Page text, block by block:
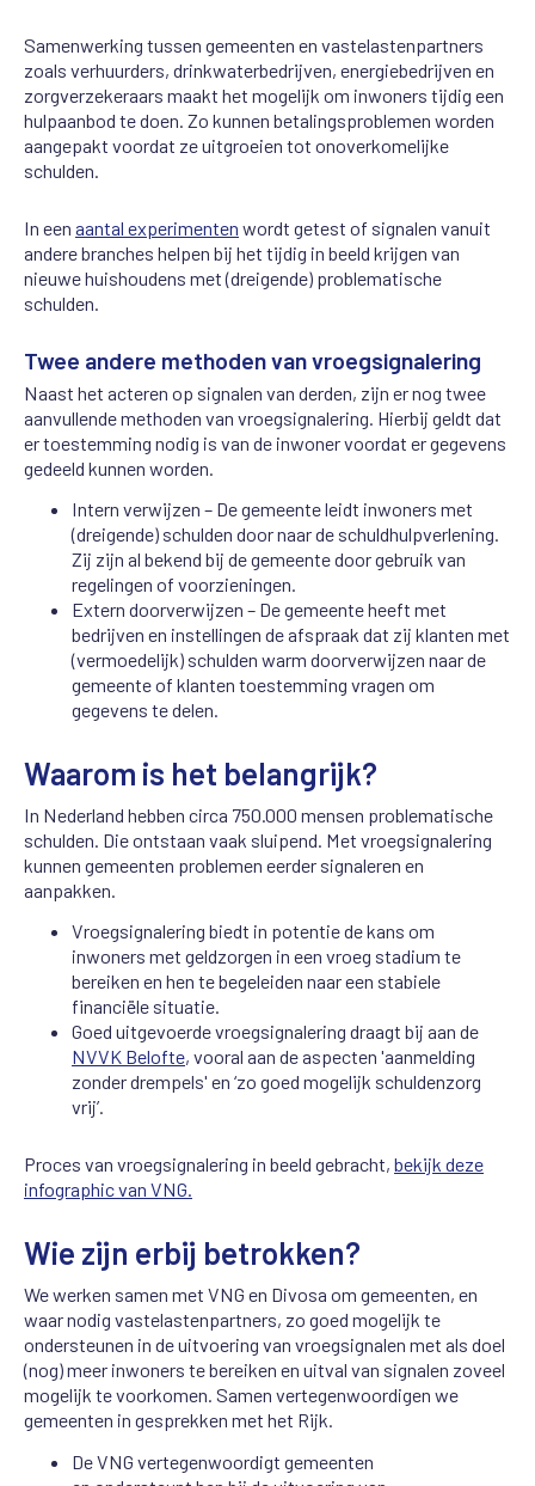
Samenwerking tussen gemeenten en vastelastenpartners
zoals verhuurders, drinkwaterbedrijven, energiebedrijven en
zorgverzekeraars maakt het mogelijk om inwoners tijdig een
hulpaanbod te doen. Zo kunnen betalingsproblemen worden
aangepakt voordat ze uitgroeien tot onoverkomelijke
schulden.
In een aantal experimenten wordt getest of signalen vanuit
andere branches helpen bij het tijdig in beeld krijgen van
nieuwe huishoudens met (dreigende) problematische
schulden.
Twee andere methoden van vroegsignalering
Naast het acteren op signalen van derden, zijn er nog twee
aanvullende methoden van vroegsignalering. Hierbij geldt dat
er toestemming nodig is van de inwoner voordat er gegevens
gedeeld kunnen worden.
Intern verwijzen – De gemeente leidt inwoners met
(dreigende) schulden door naar de schuldhulpverlening.
Zij zijn al bekend bij de gemeente door gebruik van
regelingen of voorzieningen.
Extern doorverwijzen – De gemeente heeft met
bedrijven en instellingen de afspraak dat zij klanten met
(vermoedelijk) schulden warm doorverwijzen naar de
gemeente of klanten toestemming vragen om
gegevens te delen.
Waarom is het belangrijk?
In Nederland hebben circa 750.000 mensen problematische
schulden. Die ontstaan vaak sluipend. Met vroegsignalering
kunnen gemeenten problemen eerder signaleren en
aanpakken.
Vroegsignalering biedt in potentie de kans om
inwoners met geldzorgen in een vroeg stadium te
bereiken en hen te begeleiden naar een stabiele
financiële situatie.
Goed uitgevoerde vroegsignalering draagt bij aan de
NVVK Belofte, vooral aan de aspecten 'aanmelding
zonder drempels' en ‘zo goed mogelijk schuldenzorg
vrij’.
Proces van vroegsignalering in beeld gebracht, bekijk deze
infographic van VNG.
Wie zijn erbij betrokken?
We werken samen met VNG en Divosa om gemeenten, en
waar nodig vastelastenpartners, zo goed mogelijk te
ondersteunen in de uitvoering van vroegsignalen met als doel
(nog) meer inwoners te bereiken en uitval van signalen zoveel
mogelijk te voorkomen. Samen vertegenwoordigen we
gemeenten in gesprekken met het Rijk.
De VNG vertegenwoordigt gemeenten